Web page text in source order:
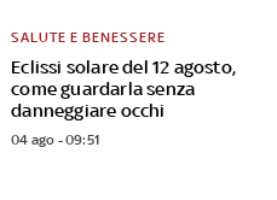
Eclissi solare del 12 agosto,
come guardarla senza
danneggiare occhi
SALUTE E BENESSERE
04 ago - 09:51